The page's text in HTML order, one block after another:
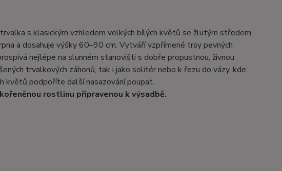
s klasickým vzhledem velkých bílých květů se žlutým středem,
a dosahuje výšky 60–90 cm. Vytváří vzpřímené trsy pevných
nejlépe na slunném stanovišti s dobře propustnou, živnou
trvalkových záhonů, tak i jako solitér nebo k řezu do vázy, kde
květů podpoříte další nasazování poupat.
rostlinu připravenou k výsadbě.